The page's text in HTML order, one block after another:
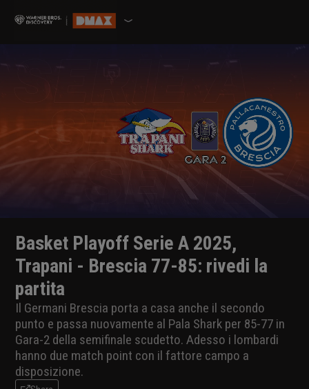
Basket Playoff Serie A 2025,
Trapani - Brescia 77-85: rivedi la
partita
Il Germani Brescia porta a casa anche il secondo
punto e passa nuovamente al Pala Shark per 85-77 in
Gara-2 della semifinale scudetto. Adesso i lombardi
hanno due match point con il fattore campo a
disposizione.